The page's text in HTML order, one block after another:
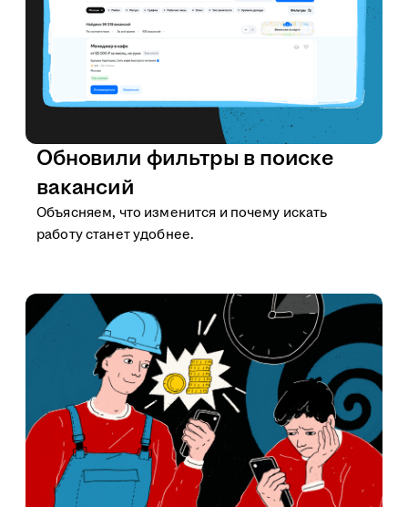
Обновили фильтры в поиске
вакансий
Объясняем, что изменится и почему искать
работу станет удобнее.